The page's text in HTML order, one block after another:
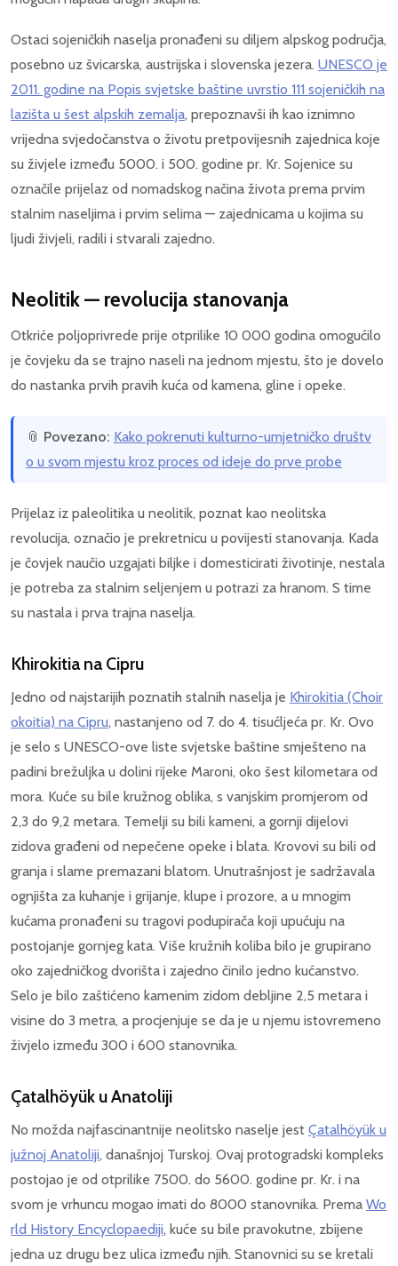
Ostaci sojeničkih naselja pronađeni su diljem alpskog područja,
posebno uz švicarska, austrijska i slovenska jezera. UNESCO je
2011. godine na Popis svjetske baštine uvrstio 111 sojeničkih na
lazišta u šest alpskih zemalja, prepoznavši ih kao iznimno
vrijedna svjedočanstva o životu pretpovijesnih zajednica koje
su živjele između 5000. i 500. godine pr. Kr. Sojenice su
označile prijelaz od nomadskog načina života prema prvim
stalnim naseljima i prvim selima — zajednicama u kojima su
ljudi živjeli, radili i stvarali zajedno.
Neolitik — revolucija stanovanja
Otkriće poljoprivrede prije otprilike 10 000 godina omogućilo
je čovjeku da se trajno naseli na jednom mjestu, što je dovelo
do nastanka prvih pravih kuća od kamena, gline i opeke.
📎 Povezano: Kako pokrenuti kulturno-umjetničko društv
o u svom mjestu kroz proces od ideje do prve probe
Prijelaz iz paleolitika u neolitik, poznat kao neolitska
revolucija, označio je prekretnicu u povijesti stanovanja. Kada
je čovjek naučio uzgajati biljke i domesticirati životinje, nestala
je potreba za stalnim seljenjem u potrazi za hranom. S time
su nastala i prva trajna naselja.
Khirokitia na Cipru
Jedno od najstarijih poznatih stalnih naselja je Khirokitia (Choir
okoitia) na Cipru, nastanjeno od 7. do 4. tisućljeća pr. Kr. Ovo
je selo s UNESCO-ove liste svjetske baštine smješteno na
padini brežuljka u dolini rijeke Maroni, oko šest kilometara od
mora. Kuće su bile kružnog oblika, s vanjskim promjerom od
2,3 do 9,2 metara. Temelji su bili kameni, a gornji dijelovi
zidova građeni od nepečene opeke i blata. Krovovi su bili od
granja i slame premazani blatom. Unutrašnjost je sadržavala
ognjišta za kuhanje i grijanje, klupe i prozore, a u mnogim
kućama pronađeni su tragovi podupirača koji upućuju na
postojanje gornjeg kata. Više kružnih koliba bilo je grupirano
oko zajedničkog dvorišta i zajedno činilo jedno kućanstvo.
Selo je bilo zaštićeno kamenim zidom debljine 2,5 metara i
visine do 3 metra, a procjenjuje se da je u njemu istovremeno
živjelo između 300 i 600 stanovnika.
Çatalhöyük u Anatoliji
No možda najfascinantnije neolitsko naselje jest Çatalhöyük u
južnoj Anatoliji, današnjoj Turskoj. Ovaj protogradski kompleks
postojao je od otprilike 7500. do 5600. godine pr. Kr. i na
svom je vrhuncu mogao imati do 8000 stanovnika. Prema Wo
rld History Encyclopaediji, kuće su bile pravokutne, zbijene
jedna uz drugu bez ulica između njih. Stanovnici su se kretali